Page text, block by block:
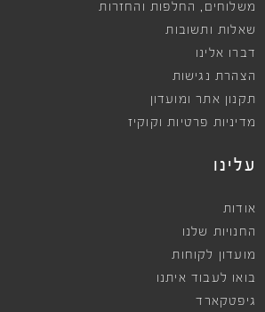
משלוחים , החלפות והחזרות
שאלות ותשובות
דברו אלינו
הצהרת נגישות
תקנון אתר ומועדון
מדיניות פרטיות וקוקיז
עלינו
אודות
החנויות שלנו
מועדון לקוחות
בואו לעבוד איתנו
גיפטקארד